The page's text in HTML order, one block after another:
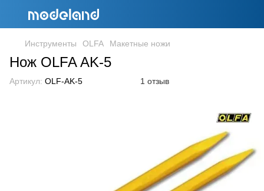
Инструменты OLFA Макетные ножи
Нож OLFA AK-5
Артикул: OLF-AK-5 1 отзыв